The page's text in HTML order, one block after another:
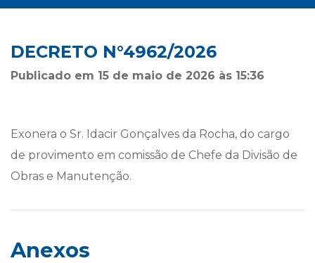
DECRETO N°4962/2026
Publicado em 15 de maio de 2026 às 15:36
Exonera o Sr. Idacir Gonçalves da Rocha, do cargo
de provimento em comissão de Chefe da Divisão de
Obras e Manutenção.
Anexos